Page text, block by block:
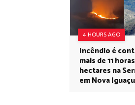
4 HOURS AGO
Incêndio é
mais de 11
hectares na
em Nova Iguaçu